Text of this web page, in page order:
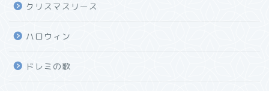
クリスマスリース
ハロウィン
ドレミの歌